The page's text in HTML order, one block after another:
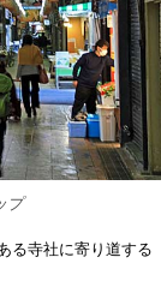
プ
る寺社に寄り道する